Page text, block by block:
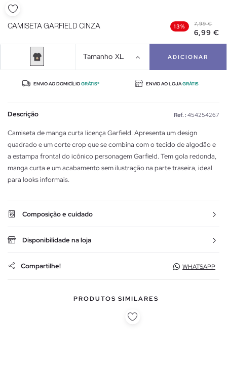
CAMISETA GARFIELD CINZA 13% 7,99 €
6,99 €
Tamanho XL ADICIONAR
ENVIO AO DOMICÍLIOGRÁTIS* ENVIO AO LOJAGRÁTIS
Descrição Ref. : 454254267
Camiseta de manga curta licença Garfield. Apresenta um design
quadrado e um corte crop que se combina com o tecido de algodão e
a estampa frontal do icônico personagem Garfield. Tem gola redonda,
manga curta e um acabamento sem ilustração na parte traseira, ideal
para looks informais.
Composição e cuidado
Disponibilidade na loja
Compartilhe! WHATSAPP
PRODUTOS SIMILARES